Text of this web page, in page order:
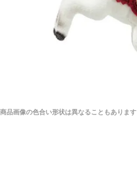
商品画像の色合い形状は異なることもあります